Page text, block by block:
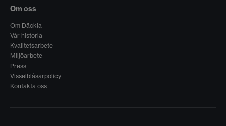
Om oss
Om Däckia
Vår historia
Kvalitetsarbete
Miljöarbete
Press
Visselblåsarpolicy
Kontakta oss